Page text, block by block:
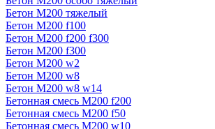
Бетон М200 тяжелый
Бетон М200 f100
Бетон М200 f200 f300
Бетон М200 f300
Бетон М200 w2
Бетон М200 w8
Бетон М200 w8 w14
Бетонная смесь М200 f200
Бетонная смесь М200 f50
Бетонная смесь М200 w10